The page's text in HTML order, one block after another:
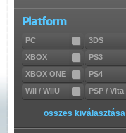
Platform
PC
3DS
XBOX
PS3
XBOX ONE
PS4
Wii / WiiU
PSP / Vita
összes kiválasztása